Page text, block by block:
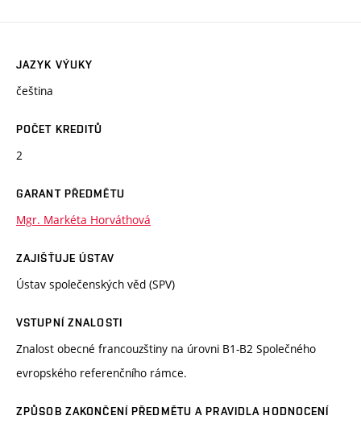
JAZYK VÝUKY
čeština
POČET KREDITŮ
2
GARANT PŘEDMĚTU
Mgr. Markéta Horváthová
ZAJIŠŤUJE ÚSTAV
Ústav společenských věd (SPV)
VSTUPNÍ ZNALOSTI
Znalost obecné francouzštiny na úrovni B1-B2 Společného
evropského referenčního rámce.
ZPŮSOB ZAKONČENÍ PŘEDMĚTU A PRAVIDLA HODNOCENÍ